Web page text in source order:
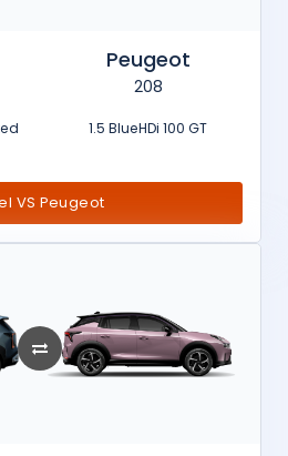
Peugeot
208
1.5 BlueHDi 100 GT
VS Peugeot